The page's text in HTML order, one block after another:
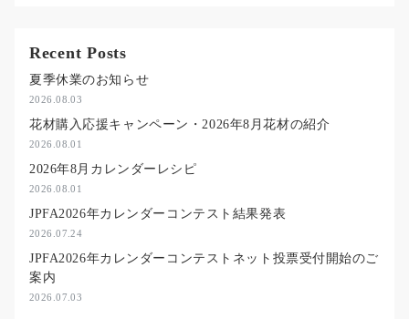
Recent Posts
夏季休業のお知らせ
2026.08.03
花材購入応援キャンペーン・2026年8月花材の紹介
2026.08.01
2026年8月カレンダーレシピ
2026.08.01
JPFA2026年カレンダーコンテスト結果発表
2026.07.24
JPFA2026年カレンダーコンテストネット投票受付開始のご
案内
2026.07.03